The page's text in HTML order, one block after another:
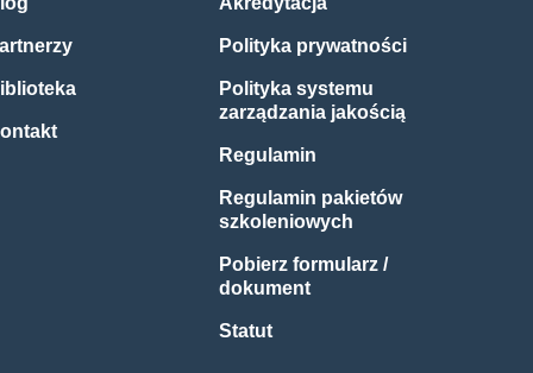
Polityka prywatności
Polityka systemu
zarządzania jakością
Regulamin
Regulamin pakietów
szkoleniowych
Pobierz formularz /
dokument
Statut